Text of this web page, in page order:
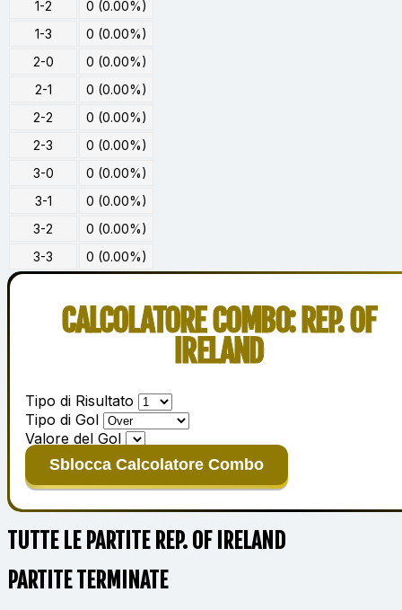
1-2
0 (0.00%)
1-3
0 (0.00%)
2-0
0 (0.00%)
2-1
0 (0.00%)
2-2
0 (0.00%)
2-3
0 (0.00%)
3-0
0 (0.00%)
3-1
0 (0.00%)
3-2
0 (0.00%)
3-3
0 (0.00%)
CALCOLATORE COMBO: REP. OF
IRELAND
Tipo di Risultato
Tipo di Gol
Valore del Gol
Sblocca Calcolatore Combo
TUTTE LE PARTITE REP. OF IRELAND
PARTITE TERMINATE